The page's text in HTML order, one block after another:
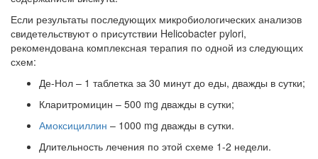
Если результаты последующих микробиологических анализов
свидетельствуют о присутствии Helicobacter pylori,
рекомендована комплексная терапия по одной из следующих
схем:
Де-Нол – 1 таблетка за 30 минут до еды, дважды в сутки;
Кларитромицин – 500 mg дважды в сутки;
Амоксициллин – 1000 mg дважды в сутки.
Длительность лечения по этой схеме 1-2 недели.